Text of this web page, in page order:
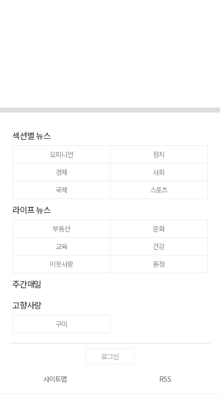
섹션별 뉴스
오피니언
정치
경제
사회
국제
스포츠
라이프 뉴스
부동산
문화
교육
건강
이웃사랑
동정
주간매일
고향사랑
구미
로그인
사이트맵 RSS